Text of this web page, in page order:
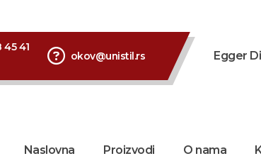
45 41
okov@unistil.rs Egger
Naslovna Proizvodi O nama